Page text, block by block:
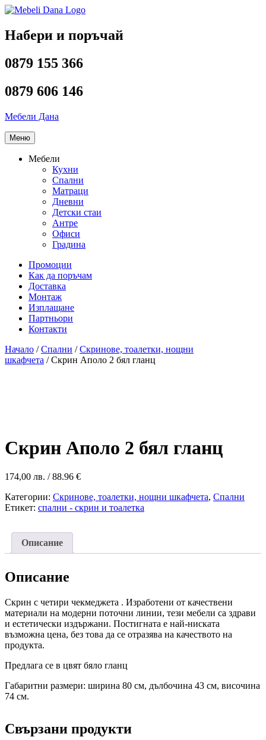
Напред
съдържанието
Набери и поръчай
0879 155 366
0879 606 146
Мебели Дана
Меню
Мебели
Кухни
Спални
Матраци
Дневни
Детски стаи
Антре
Офиси
Градина
Промоции
Как да поръчам
Доставка
Монтаж
Изплащане
Партньори
Контакти
Начало /Спални /Скринове, тоалетки, нощни
шкафчета / Скрин Аполо 2 бял гланц
Скрин Аполо 2 бял гланц
174,00 лв. / 88.96 €
Категории: Скринове, тоалетки, нощни шкафчета, Спални
Етикет: спални - скрин и тоалетка
Описание
Описание
Скрин с четири чекмеджета . Изработени от качествени
материали на модерни поточни линии, тези мебели са здрави
и естетически издържани. Постигната е най-ниската
възможна цена, без това да се отразява на качеството на
продукта.
Предлага се в цвят бяло гланц
Габаритни размери: ширина 80 см, дълбочина 43 см, височина
74 см.
Свързани продукти